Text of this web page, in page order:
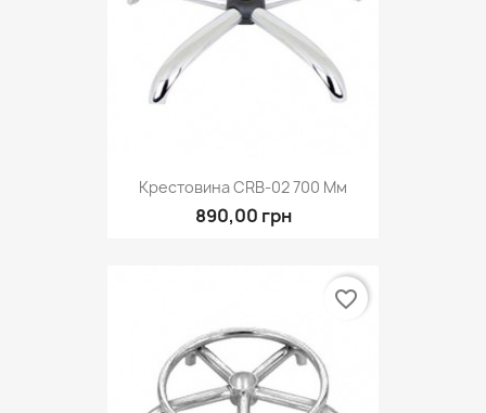
Крестовина CRB-02 700 Мм
890,00 грн
favorite_border